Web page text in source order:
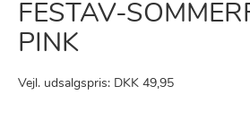
FESTAV-
PINK
Vejl. udsalgspris: DKK 49,95